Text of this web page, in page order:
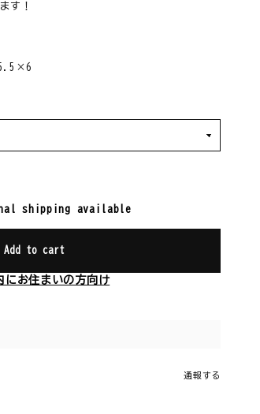
す！
shipping available
Add to cart
にお住まいの方向け
通報する